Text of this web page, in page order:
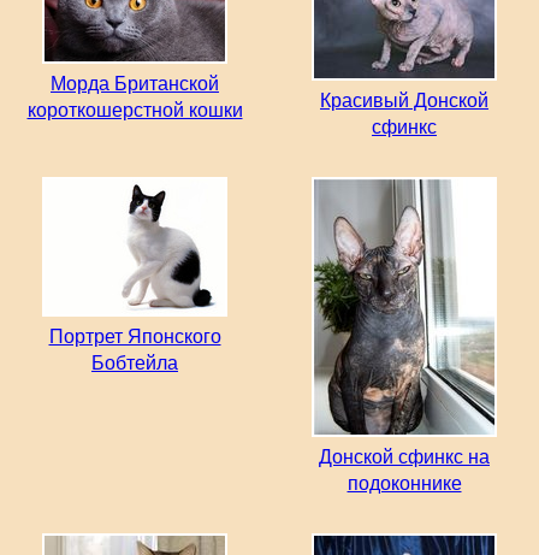
Морда Британской
короткошерстной кошки
Красивый Донской
сфинкс
Портрет Японского
Бобтейла
Донской сфинкс на
подоконнике